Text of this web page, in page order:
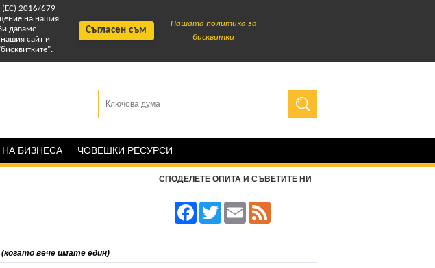
Съгласен съм
Нашата политика за
бисквитки
(ЕС) 2016/679
на нашия
даваме
сайт и
БИЗНЕСА ЧОВЕШКИ РЕСУРСИ
СПОДЕЛЕТЕ ОПИТА И СЪВЕТИТЕ НИ
FacebookTwitter Email
вече имате един)